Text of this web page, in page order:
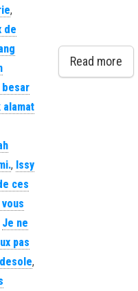
,
de
besar
alamat
, Issy
ces
Je ne
pas
,
Read more